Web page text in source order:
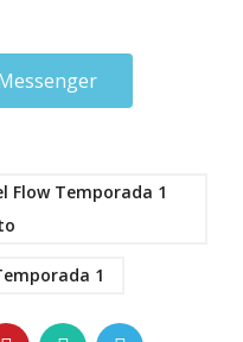
Flow Temporada 1
1